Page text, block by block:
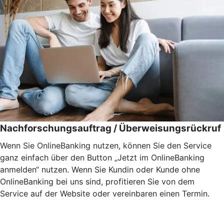
Nachforschungsauftrag / Überweisungsrückruf
Wenn Sie OnlineBanking nutzen, können Sie den Service
ganz einfach über den Button „Jetzt im OnlineBanking
anmelden“ nutzen. Wenn Sie Kundin oder Kunde ohne
OnlineBanking bei uns sind, profitieren Sie von dem
Service auf der Website oder vereinbaren einen Termin.